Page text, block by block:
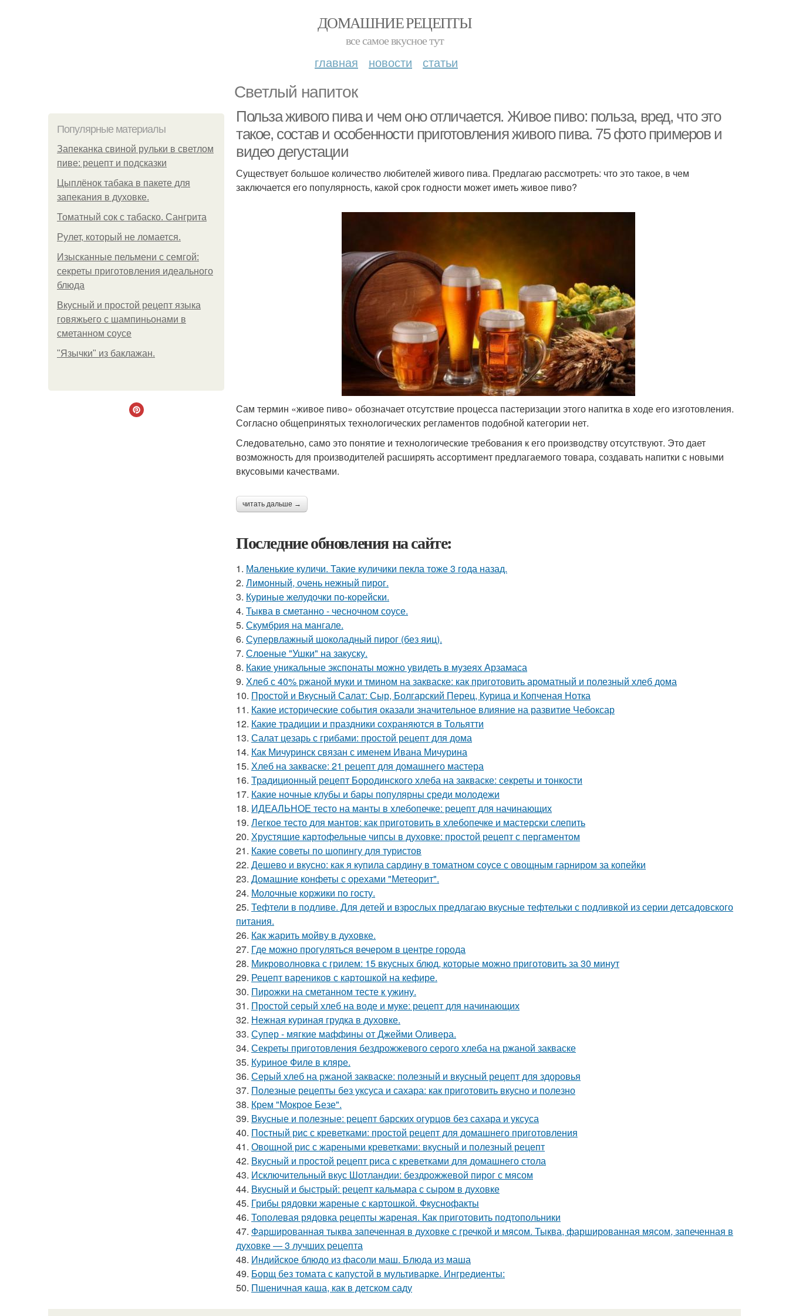
ДОМАШНИЕ РЕЦЕПТЫ
все самое вкусное тут
главная новости статьи
Светлый напиток
Популярные материалы
Запеканка свиной рульки в светлом
пиве: рецепт и подсказки
Цыплёнок табака в пакете для
запекания в духовке.
Томатный сок с табаско. Сангрита
Рулет, который не ломается.
Изысканные пельмени с семгой:
секреты приготовления идеального
блюда
Вкусный и простой рецепт языка
говяжьего с шампиньонами в
сметанном соусе
"Язычки" из баклажан.
Польза живого пива и чем оно отличается. Живое пиво: польза, вред, что это
такое, состав и особенности приготовления живого пива. 75 фото примеров и
видео дегустации
Существует большое количество любителей живого пива. Предлагаю рассмотреть: что это такое, в чем
заключается его популярность, какой срок годности может иметь живое пиво?
Сам термин «живое пиво» обозначает отсутствие процесса пастеризации этого напитка в ходе его изготовления.
Согласно общепринятых технологических регламентов подобной категории нет.
Следовательно, само это понятие и технологические требования к его производству отсутствуют. Это дает
возможность для производителей расширять ассортимент предлагаемого товара, создавать напитки с новыми
вкусовыми качествами.
читать дальше →
Последние обновления на сайте:
1. Маленькие куличи. Такие куличики пекла тоже 3 года назад.
2. Лимонный, очень нежный пирог.
3. Куриные желудочки по-корейски.
4. Тыква в сметанно - чесночном соусе.
5. Скумбрия на мангале.
6. Супервлажный шоколадный пирог (без яиц).
7. Слоеные "Ушки" на закуску.
8. Какие уникальные экспонаты можно увидеть в музеях Арзамаса
9. Хлеб с 40% ржаной муки и тмином на закваске: как приготовить ароматный и полезный хлеб дома
10. Простой и Вкусный Салат: Сыр, Болгарский Перец, Курица и Копченая Нотка
11. Какие исторические события оказали значительное влияние на развитие Чебоксар
12. Какие традиции и праздники сохраняются в Тольятти
13. Салат цезарь с грибами: простой рецепт для дома
14. Как Мичуринск связан с именем Ивана Мичурина
15. Хлеб на закваске: 21 рецепт для домашнего мастера
16. Традиционный рецепт Бородинского хлеба на закваске: секреты и тонкости
17. Какие ночные клубы и бары популярны среди молодежи
18. ИДЕАЛЬНОЕ тесто на манты в хлебопечке: рецепт для начинающих
19. Легкое тесто для мантов: как приготовить в хлебопечке и мастерски слепить
20. Хрустящие картофельные чипсы в духовке: простой рецепт с пергаментом
21. Какие советы по шопингу для туристов
22. Дешево и вкусно: как я купила сардину в томатном соусе с овощным гарниром за копейки
23. Домашние конфеты с орехами "Метеорит".
24. Молочные коржики по госту.
25. Тефтели в подливе. Для детей и взрослых предлагаю вкусные тефтельки с подливкой из серии детсадовского
питания.
26. Как жарить мойву в духовке.
27. Где можно прогуляться вечером в центре города
28. Микроволновка с грилем: 15 вкусных блюд, которые можно приготовить за 30 минут
29. Рецепт вареников с картошкой на кефире.
30. Пирожки на сметанном тесте к ужину.
31. Простой серый хлеб на воде и муке: рецепт для начинающих
32. Нежная куриная грудка в духовке.
33. Супер - мягкие маффины от Джейми Оливера.
34. Секреты приготовления бездрожжевого серого хлеба на ржаной закваске
35. Куриное Филе в кляре.
36. Серый хлеб на ржаной закваске: полезный и вкусный рецепт для здоровья
37. Полезные рецепты без уксуса и сахара: как приготовить вкусно и полезно
38. Крем "Мокрое Безе".
39. Вкусные и полезные: рецепт барских огурцов без сахара и уксуса
40. Постный рис с креветками: простой рецепт для домашнего приготовления
41. Овощной рис с жареными креветками: вкусный и полезный рецепт
42. Вкусный и простой рецепт риса с креветками для домашнего стола
43. Исключительный вкус Шотландии: бездрожжевой пирог с мясом
44. Вкусный и быстрый: рецепт кальмара с сыром в духовке
45. Грибы рядовки жареные с картошкой. Фкуснофакты
46. Тополевая рядовка рецепты жареная. Как приготовить подтопольники
47. Фаршированная тыква запеченная в духовке с гречкой и мясом. Тыква, фаршированная мясом, запеченная в
духовке — 3 лучших рецепта
48. Индийское блюдо из фасоли маш. Блюда из маша
49. Борщ без томата с капустой в мультиварке. Ингредиенты:
50. Пшеничная каша, как в детском саду